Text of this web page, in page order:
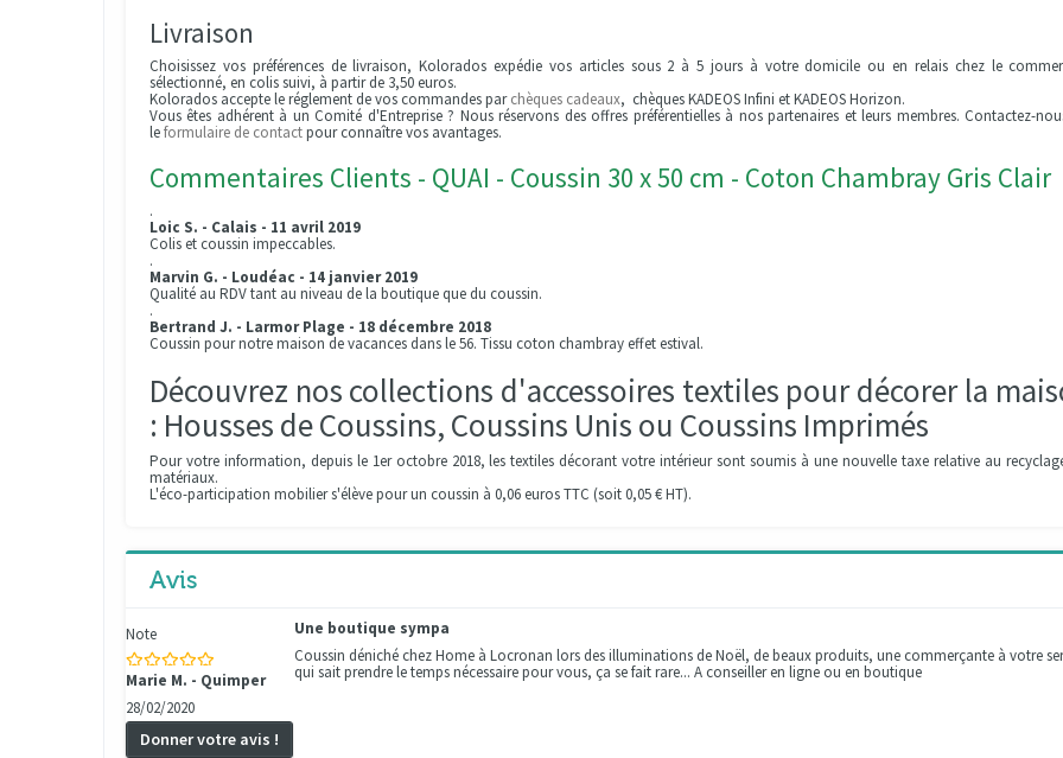
Livraison
Choisissez vos préférences de livraison, Kolorados expédie vos articles sous 2 à 5 jours à votre domicile ou en relais chez le
sélectionné, en colis suivi, à partir de 3,50 euros.
Kolorados accepte le réglement de vos commandes parchèques cadeaux, chèques KADEOS Infini et KADEOS Horizon.
Vous êtes adhérent à un Comité d'Entreprise ? Nous réservons des offres préférentielles à nos partenaires et leurs membres. Contactez-
leformulaire de contactpour connaître vos avantages.
Commentaires Clients - QUAI - Coussin 30 x 50 cm - Coton Chambray Gris Clair
.
Loic S. - Calais - 11 avril 2019
Colis et coussin impeccables.
.
Marvin G. - Loudéac - 14 janvier 2019
Qualité au RDV tant au niveau de la boutique que du coussin.
.
Bertrand J. - Larmor Plage - 18 décembre 2018
Coussin pour notre maison de vacances dans le 56. Tissu coton chambray effet estival.
Découvrez nos collections d'accessoires textiles pour décorer la
: Housses de Coussins, Coussins Unis ou Coussins Imprimés
Pour votre information, depuis le 1er octobre 2018, les textiles décorant votre intérieur sont soumis à une nouvelle taxe relative au
matériaux.
L'éco-participation mobilier s'élève pour un coussin à 0,06 euros TTC (soit 0,05 € HT).
Avis
Note
Marie M. - Quimper
28/02/2020
Une boutique sympa
Coussin déniché chez Home à Locronan lors des illuminations de Noël, de beaux produits, une commerçante à votre
qui sait prendre le temps nécessaire pour vous, ça se fait rare... A conseiller en ligne ou en boutique
Donner votre avis !